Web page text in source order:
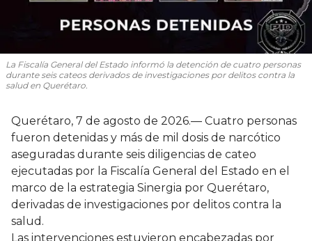
La Fiscalía General del Estado informó la detención de cuatro personas
durante seis cateos derivados de investigaciones por delitos contra la
salud en Querétaro.
Querétaro, 7 de agosto de 2026.— Cuatro personas
fueron detenidas y más de mil dosis de narcótico
aseguradas durante seis diligencias de cateo
ejecutadas por la Fiscalía General del Estado en el
marco de la estrategia Sinergia por Querétaro,
derivadas de investigaciones por delitos contra la
salud.
Las intervenciones estuvieron encabezadas por